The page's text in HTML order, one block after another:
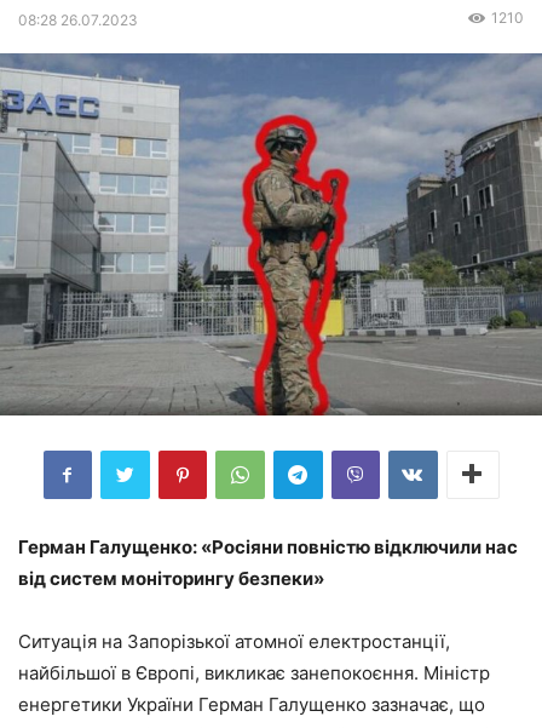
08:28 26.07.2023 1210
Герман Галущенко: «Росіяни повністю відключили нас
від систем моніторингу безпеки»
Ситуація на Запорізької атомної електростанції,
найбільшої в Європі, викликає занепокоєння. Міністр
енергетики України Герман Галущенко зазначає, що